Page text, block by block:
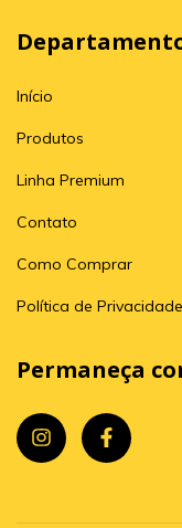
Início
Produtos
Linha Premium
Contato
Como Comprar
Política de Privacidade
Permaneça